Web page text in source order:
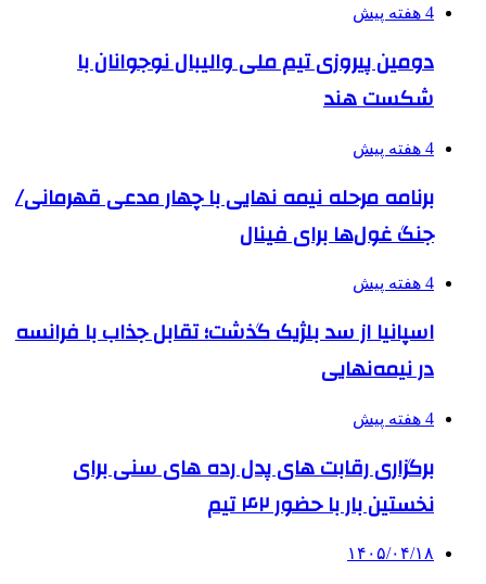
4 هفته پیش
دومین پیروزی تیم ملی والیبال نوجوانان با
شکست هند
4 هفته پیش
برنامه مرحله نیمه نهایی با چهار مدعی قهرمانی/
جنگ غول‌ها برای فینال
4 هفته پیش
اسپانیا از سد بلژیک گذشت؛ تقابل جذاب با فرانسه
در نیمه‌نهایی
4 هفته پیش
برگزاری رقابت های پدل رده های سنی برای
نخستین بار با حضور ۴۲ تیم
۱۴۰۵/۰۴/۱۸